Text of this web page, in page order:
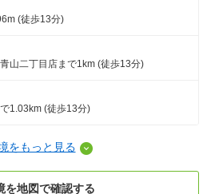
(徒歩13分)
山二丁目店まで1km (徒歩13分)
1.03km (徒歩13分)
をもっと見る
を地図で確認する